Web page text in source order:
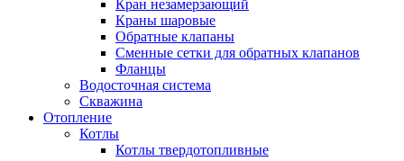
Кран незамерзающий
Краны шаровые
Обратные клапаны
Сменные сетки для обратных клапанов
Фланцы
Водосточная система
Скважина
Отопление
Котлы
Котлы твердотопливные